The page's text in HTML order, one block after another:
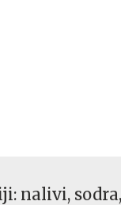
nalivi,